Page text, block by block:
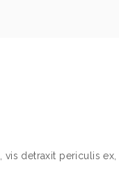
detraxit periculis